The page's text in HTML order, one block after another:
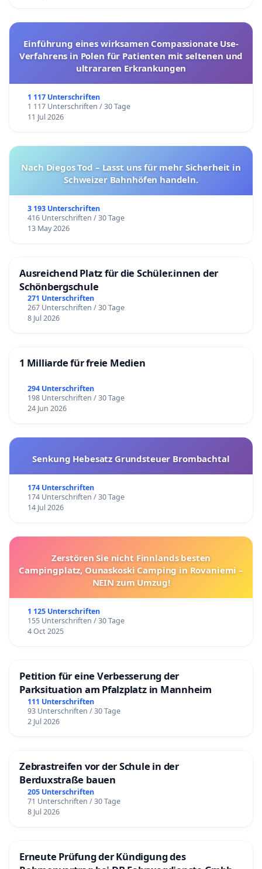
Einführung eines wirksamen Compassionate Use-
Verfahrens in Polen für Patienten mit seltenen und
ultrararen Erkrankungen
1 117 Unterschriften
1 117 Unterschriften / 30 Tage
11 Jul 2026
Nach Diegos Tod – Lasst uns für mehr Sicherheit in
Schweizer Bahnhöfen handeln.
3 193 Unterschriften
416 Unterschriften / 30 Tage
13 May 2026
Ausreichend Platz für die Schüler.innen der
Schönbergschule
271 Unterschriften
267 Unterschriften / 30 Tage
8 Jul 2026
1 Milliarde für freie Medien
294 Unterschriften
198 Unterschriften / 30 Tage
24 Jun 2026
Senkung Hebesatz Grundsteuer Brombachtal
174 Unterschriften
174 Unterschriften / 30 Tage
14 Jul 2026
Zerstören Sie nicht Finnlands besten
Campingplatz, Ounaskoski Camping in Rovaniemi –
NEIN zum Umzug!
1 125 Unterschriften
155 Unterschriften / 30 Tage
4 Oct 2025
Petition für eine Verbesserung der
Parksituation am Pfalzplatz in Mannheim
111 Unterschriften
93 Unterschriften / 30 Tage
2 Jul 2026
Zebrastreifen vor der Schule in der
Berduxstraße bauen
205 Unterschriften
71 Unterschriften / 30 Tage
8 Jul 2026
Erneute Prüfung der Kündigung des